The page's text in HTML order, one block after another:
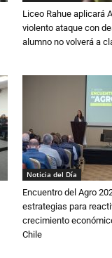
Liceo Rahue aplicará
violento ataque con
alumno no volverá a
Noticia del Día
Encuentro del Agro
estrategias para
crecimiento
Chile